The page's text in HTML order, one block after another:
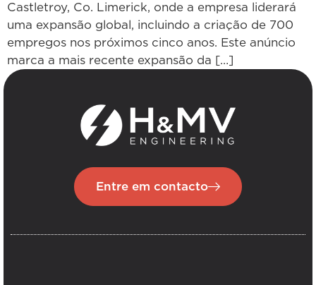
Castletroy, Co. Limerick, onde a empresa liderará
uma expansão global, incluindo a criação de 700
empregos nos próximos cinco anos. Este anúncio
marca a mais recente expansão da […]
Entre em contacto